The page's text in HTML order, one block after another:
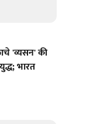
'व्यसन' की
भारत